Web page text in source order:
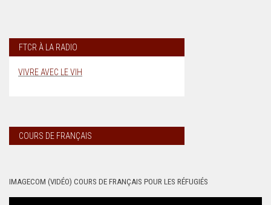
FTCR À LA RADIO
VIVRE AVEC LE VIH
COURS DE FRANÇAIS
IMAGECOM (VIDÉO) COURS DE FRANÇAIS POUR LES RÉFUGIÉS